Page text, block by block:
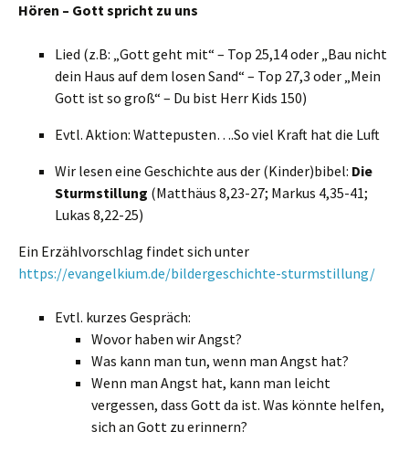
Hören – Gott spricht zu uns
Lied (z.B: „Gott geht mit“ – Top 25,14 oder „Bau nicht
dein Haus auf dem losen Sand“ – Top 27,3 oder „Mein
Gott ist so groß“ – Du bist Herr Kids 150)
Evtl. Aktion: Wattepusten….So viel Kraft hat die Luft
Wir lesen eine Geschichte aus der (Kinder)bibel: Die
Sturmstillung (Matthäus 8,23-27; Markus 4,35-41;
Lukas 8,22-25)
Ein Erzählvorschlag findet sich unter
https://evangelkium.de/bildergeschichte-sturmstillung/
Evtl. kurzes Gespräch:
Wovor haben wir Angst?
Was kann man tun, wenn man Angst hat?
Wenn man Angst hat, kann man leicht
vergessen, dass Gott da ist. Was könnte helfen,
sich an Gott zu erinnern?